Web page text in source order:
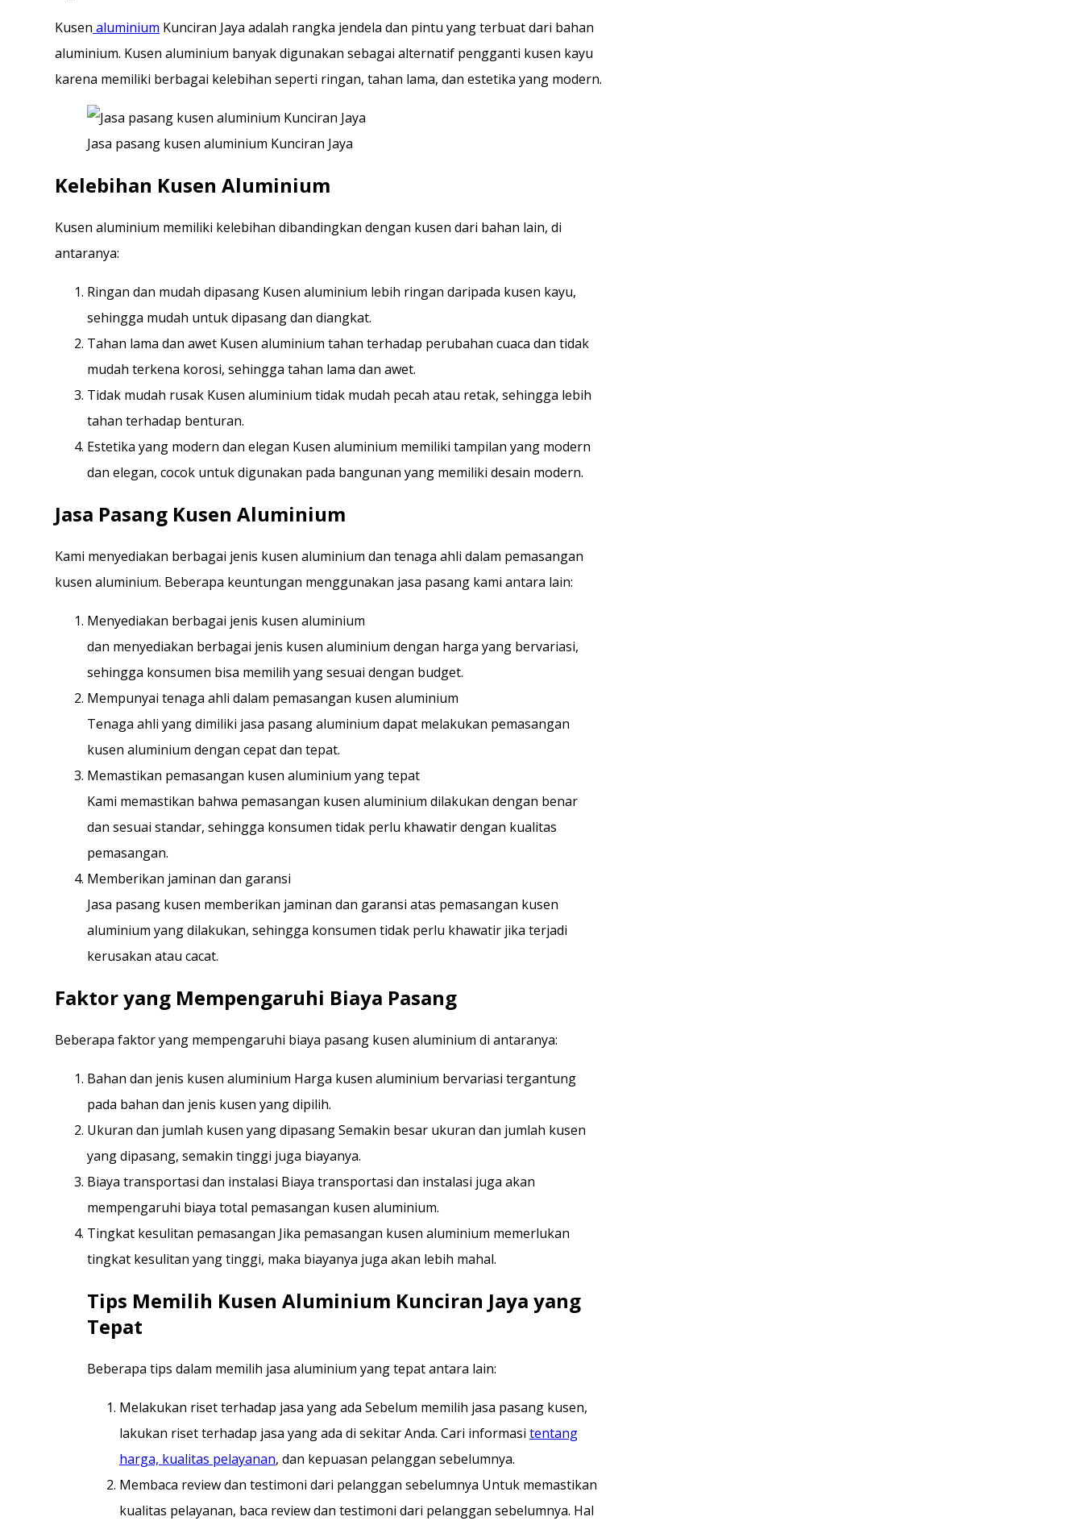
Kusen aluminium Kunciran Jaya adalah rangka jendela dan pintu yang terbuat dari bahan
aluminium. Kusen aluminium banyak digunakan sebagai alternatif pengganti kusen kayu
karena memiliki berbagai kelebihan seperti ringan, tahan lama, dan estetika yang modern.
Jasa pasang kusen aluminium Kunciran Jaya
Kelebihan Kusen Aluminium
Kusen aluminium memiliki kelebihan dibandingkan dengan kusen dari bahan lain, di
antaranya:
Ringan dan mudah dipasang Kusen aluminium lebih ringan daripada kusen kayu,
sehingga mudah untuk dipasang dan diangkat.
Tahan lama dan awet Kusen aluminium tahan terhadap perubahan cuaca dan tidak
mudah terkena korosi, sehingga tahan lama dan awet.
Tidak mudah rusak Kusen aluminium tidak mudah pecah atau retak, sehingga lebih
tahan terhadap benturan.
Estetika yang modern dan elegan Kusen aluminium memiliki tampilan yang modern
dan elegan, cocok untuk digunakan pada bangunan yang memiliki desain modern.
Jasa Pasang Kusen Aluminium
Kami menyediakan berbagai jenis kusen aluminium dan tenaga ahli dalam pemasangan
kusen aluminium. Beberapa keuntungan menggunakan jasa pasang kami antara lain:
Menyediakan berbagai jenis kusen aluminium
dan menyediakan berbagai jenis kusen aluminium dengan harga yang bervariasi,
sehingga konsumen bisa memilih yang sesuai dengan budget.
Mempunyai tenaga ahli dalam pemasangan kusen aluminium
Tenaga ahli yang dimiliki jasa pasang aluminium dapat melakukan pemasangan
kusen aluminium dengan cepat dan tepat.
Memastikan pemasangan kusen aluminium yang tepat
Kami memastikan bahwa pemasangan kusen aluminium dilakukan dengan benar
dan sesuai standar, sehingga konsumen tidak perlu khawatir dengan kualitas
pemasangan.
Memberikan jaminan dan garansi
Jasa pasang kusen memberikan jaminan dan garansi atas pemasangan kusen
aluminium yang dilakukan, sehingga konsumen tidak perlu khawatir jika terjadi
kerusakan atau cacat.
Faktor yang Mempengaruhi Biaya Pasang
Beberapa faktor yang mempengaruhi biaya pasang kusen aluminium di antaranya:
Bahan dan jenis kusen aluminium Harga kusen aluminium bervariasi tergantung
pada bahan dan jenis kusen yang dipilih.
Ukuran dan jumlah kusen yang dipasang Semakin besar ukuran dan jumlah kusen
yang dipasang, semakin tinggi juga biayanya.
Biaya transportasi dan instalasi Biaya transportasi dan instalasi juga akan
mempengaruhi biaya total pemasangan kusen aluminium.
Tingkat kesulitan pemasangan Jika pemasangan kusen aluminium memerlukan
tingkat kesulitan yang tinggi, maka biayanya juga akan lebih mahal.
Tips Memilih Kusen Aluminium Kunciran Jaya yang
Tepat
Beberapa tips dalam memilih jasa aluminium yang tepat antara lain:
Melakukan riset terhadap jasa yang ada Sebelum memilih jasa pasang kusen,
lakukan riset terhadap jasa yang ada di sekitar Anda. Cari informasi tentang
harga, kualitas pelayanan, dan kepuasan pelanggan sebelumnya.
Membaca review dan testimoni dari pelanggan sebelumnya Untuk memastikan
kualitas pelayanan, baca review dan testimoni dari pelanggan sebelumnya. Hal